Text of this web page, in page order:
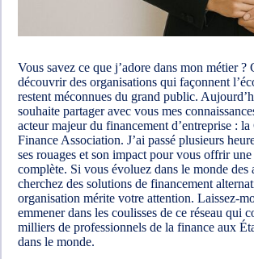
Vous savez ce que j’adore dans mon métier ?
découvrir des organisations qui façonnent
restent méconnues du grand public.
souhaite partager avec vous mes
acteur majeur du financement d’entreprise :
Finance Association. J’ai passé plusieurs
ses rouages et son impact pour vous offrir une
complète. Si vous évoluez dans le monde des
cherchez des solutions de financement
organisation mérite votre attention. Laissez-
emmener dans les coulisses de ce réseau qui
milliers de professionnels de la finance aux
dans le monde.